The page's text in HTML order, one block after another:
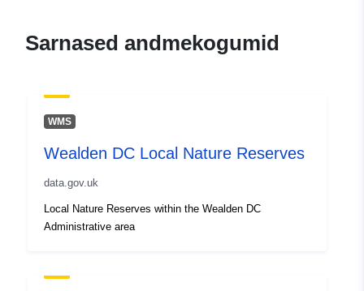
Sarnased andmekogumid
WMS
Wealden DC Local Nature Reserves
data.gov.uk
Local Nature Reserves within the Wealden DC
Administrative area